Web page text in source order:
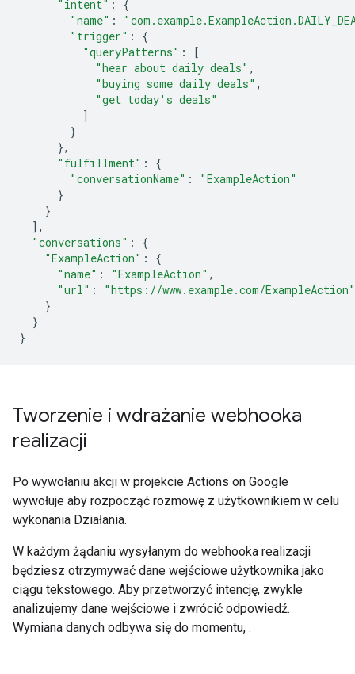
"intent" :
{
"name" :
"trigger" :
{
"queryPatterns" :
[
"hear about daily deals" ,
"buying some daily deals" ,
"get today's deals"
]
}
},
"fulfillment" :
{
"conversationName" :
"ExampleAction"
}
}
],
"conversations" :
{
"ExampleAction" :
{
"name" : "ExampleAction" ,
"url" :
"https://www.example.com/ExampleAction"
}
}
}
Tworzenie i wdrażanie webhooka
realizacji
Po wywołaniu akcji w projekcie Actions on Google
wywołuje aby rozpocząć rozmowę z użytkownikiem w celu
wykonania Działania.
W każdym żądaniu wysyłanym do webhooka realizacji
będziesz otrzymywać dane wejściowe użytkownika jako
ciągu tekstowego. Aby przetworzyć intencję, zwykle
analizujemy dane wejściowe i zwrócić odpowiedź.
Wymiana danych odbywa się do momentu, .